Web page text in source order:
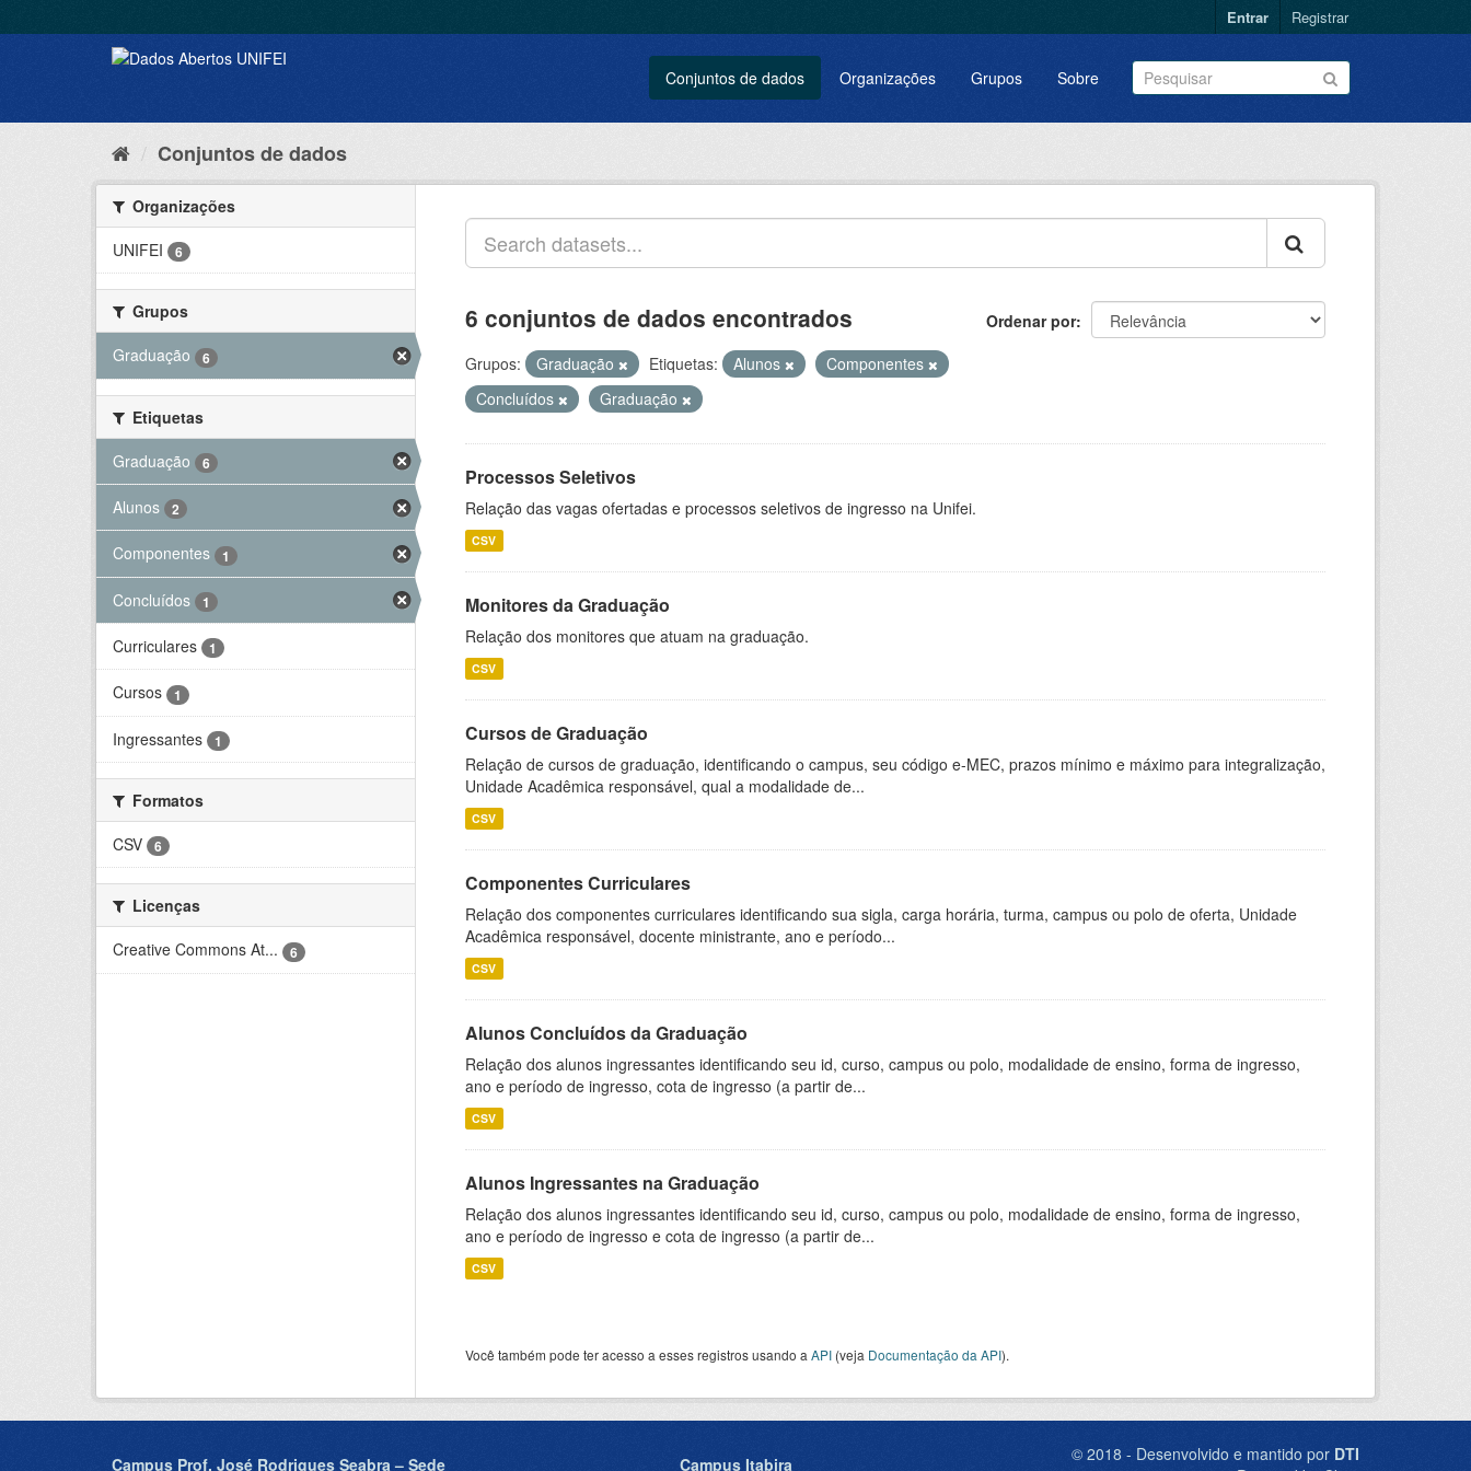
Entrar Registrar
Conjuntos de dados Organizações Grupos Sobre
Conjuntos de dados
Organizações
UNIFEI
6
Grupos
Graduação
6
Etiquetas
Graduação
6
Alunos 2
Componentes 1
Concluídos 1
Curriculares 1
Cursos 1
Ingressantes 1
Formatos
CSV
6
Licenças
Creative Commons At...
6
Ordenar por
6 conjuntos de dados encontrados
Grupos: Graduação Etiquetas: Alunos
Componentes
Concluídos
Graduação
Processos Seletivos
Relação das vagas ofertadas e processos seletivos de ingresso na Unifei.
CSV
Monitores da Graduação
Relação dos monitores que atuam na graduação.
CSV
Cursos de Graduação
Relação de cursos de graduação, identificando o campus, seu código e-MEC, prazos mínimo e máximo para integralização,
Unidade Acadêmica responsável, qual a modalidade de...
CSV
Componentes Curriculares
Relação dos componentes curriculares identificando sua sigla, carga horária, turma, campus ou polo de oferta, Unidade
Acadêmica responsável, docente ministrante, ano e período...
CSV
Alunos Concluídos da Graduação
Relação dos alunos ingressantes identificando seu id, curso, campus ou polo, modalidade de ensino, forma de ingresso,
ano e período de ingresso, cota de ingresso (a partir de...
CSV
Alunos Ingressantes na Graduação
Relação dos alunos ingressantes identificando seu id, curso, campus ou polo, modalidade de ensino, forma de ingresso,
ano e período de ingresso e cota de ingresso (a partir de...
CSV
Você também pode ter acesso a esses registros usando a API (veja Documentação da API).
Campus Prof. José Rodrigues Seabra – Sede Campus Itabira © 2018 - Desenvolvido e mantido por DTI